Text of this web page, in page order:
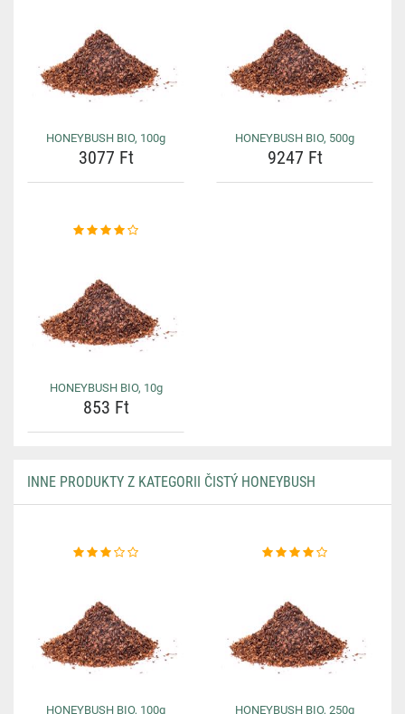
HONEYBUSH BIO, 100g
3077 Ft
HONEYBUSH BIO, 500g
9247 Ft
HONEYBUSH BIO, 10g
853 Ft
INNE PRODUKTY Z KATEGORII ČISTÝ HONEYBUSH
HONEYBUSH BIO, 100g HONEYBUSH BIO, 250g